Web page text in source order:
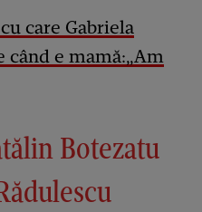
care Gabriela
când e mamă:„Am
Botezatu